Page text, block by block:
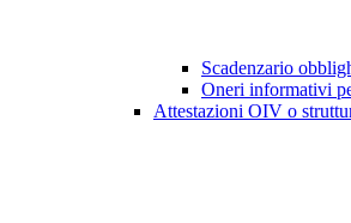
Scadenzario
Oneri informativi
Attestazioni OIV o